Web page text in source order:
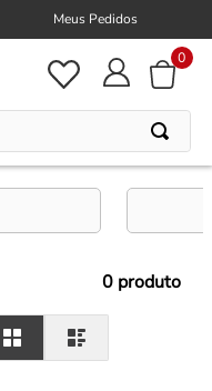
Meus Pedidos
0
0 produto